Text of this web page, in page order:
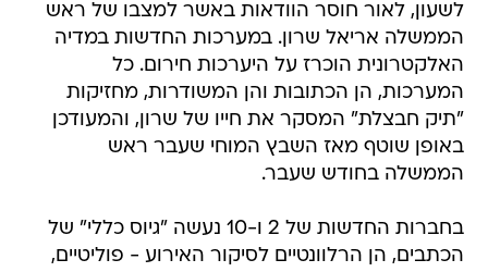
לשעון, לאור חוסר הוודאות באשר למצבו של ראש
הממשלה אריאל שרון. במערכות החדשות במדיה
האלקטרונית הוכרז על היערכות חירום. כל
המערכות, הן הכתובות והן המשודרות, מחזיקות
"תיק חבצלת" המסקר את חייו של שרון, והמעודכן
באופן שוטף מאז השבץ המוחי שעבר ראש
הממשלה בחודש שעבר.
בחברות החדשות של 2 ו-10 נעשה "גיוס כללי" של
הכתבים, הן הרלוונטיים לסיקור האירוע - פוליטיים,